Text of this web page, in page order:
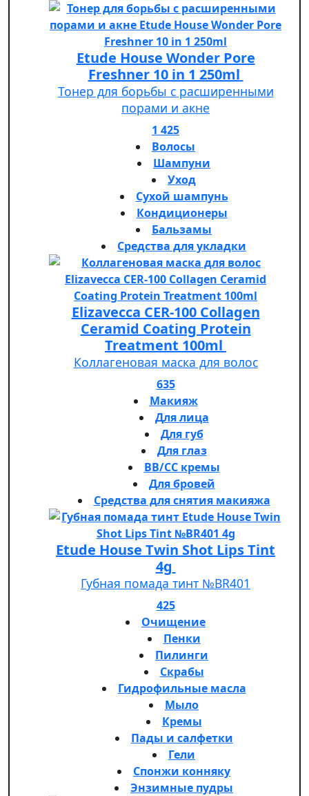
Etude House Wonder Pore
Freshner 10 in 1 250ml
Тонер для борьбы с расширенными
порами и акне
1 425
Волосы
Шампуни
Уход
Сухой шампунь
Кондиционеры
Бальзамы
Средства для укладки
Elizavecca CER-100 Collagen
Ceramid Coating Protein
Treatment 100ml
Коллагеновая маска для волос
635
Макияж
Для лица
Для губ
Для глаз
BB/CC кремы
Для бровей
Средства для снятия макияжа
Etude House Twin Shot Lips Tint
4g
Губная помада тинт №BR401
425
Очищение
Пенки
Пилинги
Скрабы
Гидрофильные масла
Мыло
Кремы
Пады и салфетки
Гели
Спонжи конняку
Энзимные пудры